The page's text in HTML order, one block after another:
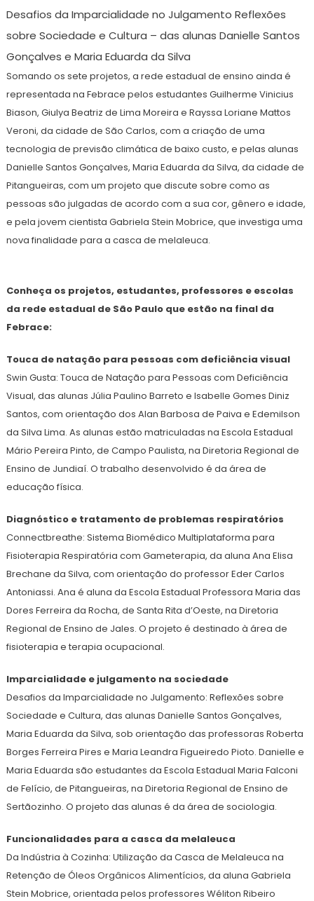
Desafios da Imparcialidade no Julgamento Reflexões
sobre Sociedade e Cultura – das alunas Danielle Santos
Gonçalves e Maria Eduarda da Silva
Somando os sete projetos, a rede estadual de ensino ainda é
representada na Febrace pelos estudantes Guilherme Vinicius
Biason, Giulya Beatriz de Lima Moreira e Rayssa Loriane Mattos
Veroni, da cidade de São Carlos, com a criação de uma
tecnologia de previsão climática de baixo custo, e pelas alunas
Danielle Santos Gonçalves, Maria Eduarda da Silva, da cidade de
Pitangueiras, com um projeto que discute sobre como as
pessoas são julgadas de acordo com a sua cor, gênero e idade,
e pela jovem cientista Gabriela Stein Mobrice, que investiga uma
nova finalidade para a casca de melaleuca.
Conheça os projetos, estudantes, professores e escolas
da rede estadual de São Paulo que estão na final da
Febrace:
Touca de natação para pessoas com deficiência visual
Swin Gusta: Touca de Natação para Pessoas com Deficiência
Visual, das alunas Júlia Paulino Barreto e Isabelle Gomes Diniz
Santos, com orientação dos Alan Barbosa de Paiva e Edemilson
da Silva Lima. As alunas estão matriculadas na Escola Estadual
Mário Pereira Pinto, de Campo Paulista, na Diretoria Regional de
Ensino de Jundiaí. O trabalho desenvolvido é da área de
educação física.
Diagnóstico e tratamento de problemas respiratórios
Connectbreathe: Sistema Biomédico Multiplataforma para
Fisioterapia Respiratória com Gameterapia, da aluna Ana Elisa
Brechane da Silva, com orientação do professor Eder Carlos
Antoniassi. Ana é aluna da Escola Estadual Professora Maria das
Dores Ferreira da Rocha, de Santa Rita d’Oeste, na Diretoria
Regional de Ensino de Jales. O projeto é destinado à área de
fisioterapia e terapia ocupacional.
Imparcialidade e julgamento na sociedade
Desafios da Imparcialidade no Julgamento: Reflexões sobre
Sociedade e Cultura, das alunas Danielle Santos Gonçalves,
Maria Eduarda da Silva, sob orientação das professoras Roberta
Borges Ferreira Pires e Maria Leandra Figueiredo Pioto. Danielle e
Maria Eduarda são estudantes da Escola Estadual Maria Falconi
de Felício, de Pitangueiras, na Diretoria Regional de Ensino de
Sertãozinho. O projeto das alunas é da área de sociologia.
Funcionalidades para a casca da melaleuca
Da Indústria à Cozinha: Utilização da Casca de Melaleuca na
Retenção de Óleos Orgânicos Alimentícios, da aluna Gabriela
Stein Mobrice, orientada pelos professores Wéliton Ribeiro